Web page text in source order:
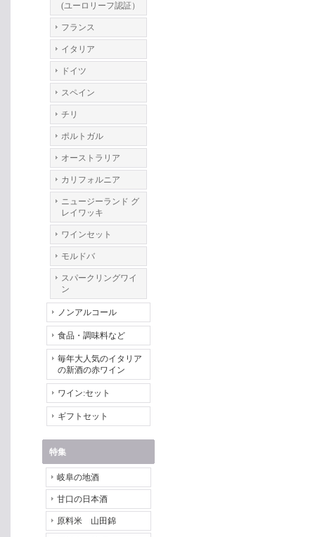
(ユーロリーフ認証）
フランス
イタリア
ドイツ
スペイン
チリ
ポルトガル
オーストラリア
カリフォルニア
ニュージーランド グ
レイワッキ
ワインセット
モルドバ
スパークリングワイ
ン
ノンアルコール
食品・調味料など
毎年大人気のイタリア
の新酒の赤ワイン
ワイン:セット
ギフトセット
特集
岐阜の地酒
甘口の日本酒
原料米 山田錦